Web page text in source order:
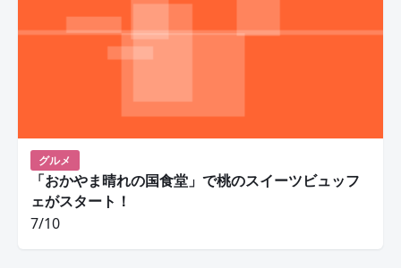
グルメ
「おかやま晴れの国食堂」で桃のスイーツビュッフ
ェがスタート！
7/10